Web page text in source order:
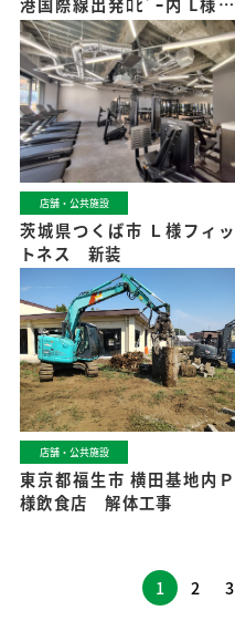
OPUP催事 新装
店舗・公共施設
茨城県つくば市 Ｌ様フィッ
トネス 新装
店舗・公共施設
東京都福生市 横田基地内Ｐ
様飲食店 解体工事
1 2 3